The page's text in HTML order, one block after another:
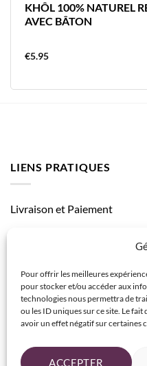
Pour offrir les meilleures
pour stocker et/ou accéder aux
technologies nous permettra de
ou les ID uniques sur ce site. Le
avoir un effet négatif sur certaines
ACCEPTER
KHÔL 100% NATUREL
AVEC BÂTON
€5.95
LIENS PRATIQUES
Livraison et Paiement